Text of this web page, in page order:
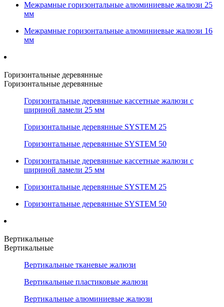
Межрамные горизонтальные алюминиевые жалюзи 25
мм
Межрамные горизонтальные алюминиевые жалюзи 16
мм
Горизонтальные деревянные
Горизонтальные деревянные
Горизонтальные деревянные кассетные жалюзи с
шириной ламели 25 мм
Горизонтальные деревянные SYSTEM 25
Горизонтальные деревянные SYSTEM 50
Горизонтальные деревянные кассетные жалюзи с
шириной ламели 25 мм
Горизонтальные деревянные SYSTEM 25
Горизонтальные деревянные SYSTEM 50
Вертикальные
Вертикальные
Вертикальные тканевые жалюзи
Вертикальные пластиковые жалюзи
Вертикальные алюминиевые жалюзи